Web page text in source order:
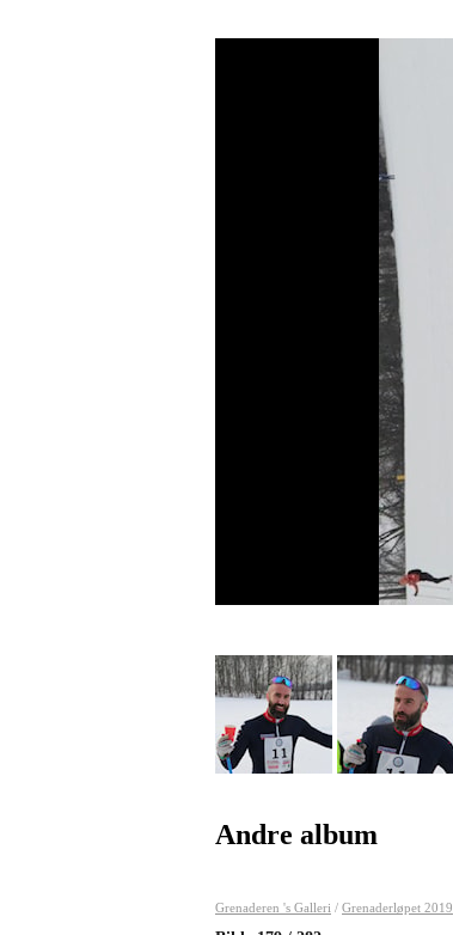
Andre album
Grenaderen 's Galleri / Grenaderløpet 2019